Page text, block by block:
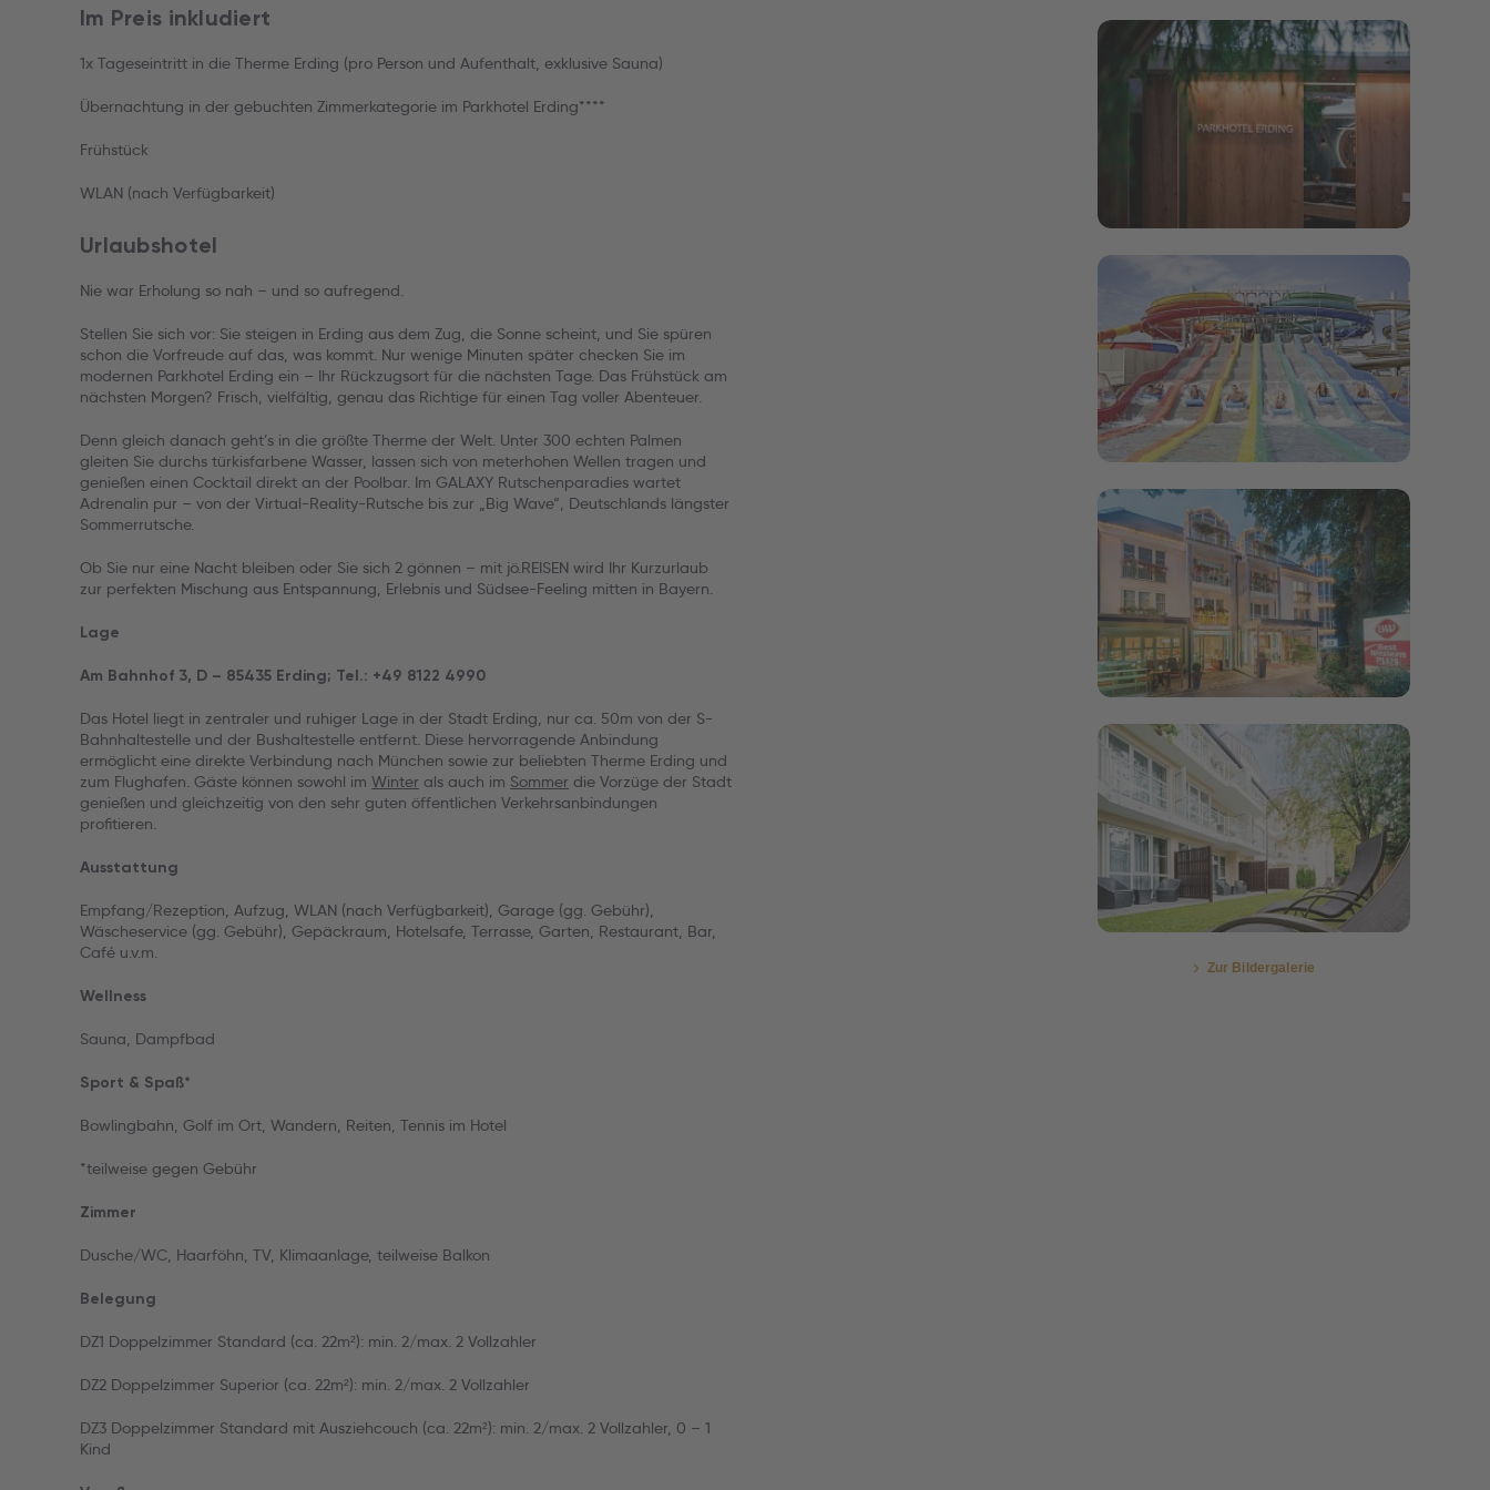
Im Preis inkludiert
1x Tageseintritt in die Therme Erding (pro Person und Aufenthalt, exklusive Sauna)
Übernachtung in der gebuchten Zimmerkategorie im Parkhotel Erding****
Frühstück
WLAN (nach Verfügbarkeit)
Urlaubshotel
Nie war Erholung so nah – und so aufregend.
Stellen Sie sich vor: Sie steigen in Erding aus dem Zug, die Sonne scheint, und Sie spüren
schon die Vorfreude auf das, was kommt. Nur wenige Minuten später checken Sie im
modernen Parkhotel Erding ein – Ihr Rückzugsort für die nächsten Tage. Das Frühstück am
nächsten Morgen? Frisch, vielfältig, genau das Richtige für einen Tag voller Abenteuer.
Denn gleich danach geht’s in die größte Therme der Welt. Unter 300 echten Palmen
gleiten Sie durchs türkisfarbene Wasser, lassen sich von meterhohen Wellen tragen und
genießen einen Cocktail direkt an der Poolbar. Im GALAXY Rutschenparadies wartet
Adrenalin pur – von der Virtual-Reality-Rutsche bis zur „Big Wave“, Deutschlands längster
Sommerrutsche.
Ob Sie nur eine Nacht bleiben oder Sie sich 2 gönnen – mit jö.REISEN wird Ihr Kurzurlaub
zur perfekten Mischung aus Entspannung, Erlebnis und Südsee-Feeling mitten in Bayern.
Lage
Am Bahnhof 3, D – 85435 Erding; Tel.: +49 8122 4990
Das Hotel liegt in zentraler und ruhiger Lage in der Stadt Erding, nur ca. 50m von der S-
Bahnhaltestelle und der Bushaltestelle entfernt. Diese hervorragende Anbindung
ermöglicht eine direkte Verbindung nach München sowie zur beliebten Therme Erding und
zum Flughafen. Gäste können sowohl im Winter als auch im Sommer die Vorzüge der Stadt
genießen und gleichzeitig von den sehr guten öffentlichen Verkehrsanbindungen
profitieren.
Ausstattung
Empfang/Rezeption, Aufzug, WLAN (nach Verfügbarkeit), Garage (gg. Gebühr),
Wäscheservice (gg. Gebühr), Gepäckraum, Hotelsafe, Terrasse, Garten, Restaurant, Bar,
Café u.v.m.
Wellness
Sauna, Dampfbad
Sport & Spaß*
Bowlingbahn, Golf im Ort, Wandern, Reiten, Tennis im Hotel
*teilweise gegen Gebühr
Zimmer
Dusche/WC, Haarföhn, TV, Klimaanlage, teilweise Balkon
Belegung
DZ1 Doppelzimmer Standard (ca. 22m²): min. 2/max. 2 Vollzahler
DZ2 Doppelzimmer Superior (ca. 22m²): min. 2/max. 2 Vollzahler
DZ3 Doppelzimmer Standard mit Ausziehcouch (ca. 22m²): min. 2/max. 2 Vollzahler, 0 – 1
Kind
Bildergalerie öffnen
Bildergalerie öffnen
Bildergalerie öffnen
Bildergalerie öffnen
Zur Bildergalerie